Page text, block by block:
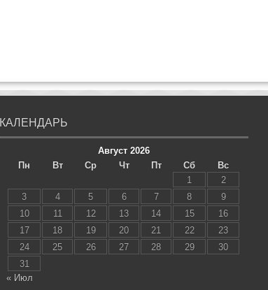
КАЛЕНДАРЬ
Август 2026
Пн
Вт Ср Чт Пт Сб
Вс
1
2
3
4 5 6 7 8
9
10
11 12 13 14 15
16
17
18 19 20 21 22
23
24
25 26 27 28 29
30
31
« Июл